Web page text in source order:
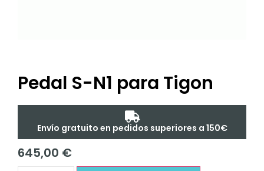
Pedal S-N1 para Tigon
Envío gratuito en pedidos superiores a 150€
645,00 €